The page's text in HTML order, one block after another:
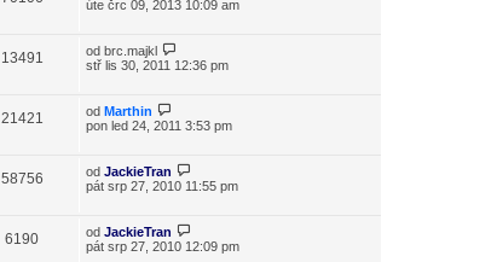
úte črc 09, 2013 10:09 am
13491 od brc.majkl
stř lis 30, 2011 12:36 pm
21421 od Marthin
pon led 24, 2011 3:53 pm
58756 od JackieTran
pát srp 27, 2010 11:55 pm
6190 od JackieTran
pát srp 27, 2010 12:09 pm